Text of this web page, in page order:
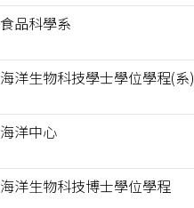
食品科學系
海洋生物科技學士學位學程(系)
海洋中心
海洋生物科技博士學位學程